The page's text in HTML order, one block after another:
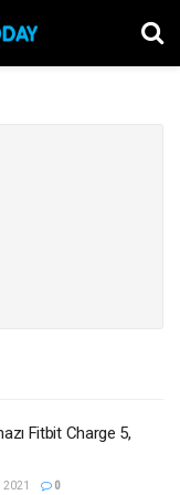
Fitbit Charge 5,
2021 0